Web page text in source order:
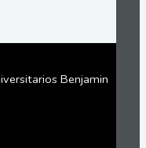
Benjamin